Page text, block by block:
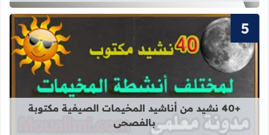
قراءة المزيد عن +40 نشيد من أناشيد المخيمات الصيفية مكتوبة بالفصحى
+40 نشيد من أناشيد المخيمات الصيفية مكتوبة
بالفصحى